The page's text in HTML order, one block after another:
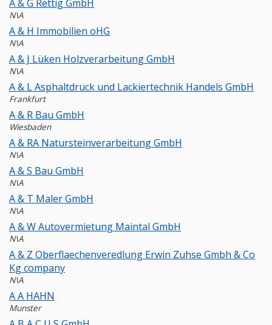
A & G Rettig GmbH
N\A
A & H Immobilien oHG
N\A
A & J Lüken Holzverarbeitung GmbH
N\A
A & L Asphaltdruck und Lackiertechnik Handels GmbH
Frankfurt
A & R Bau GmbH
Wiesbaden
A & RA Natursteinverarbeitung GmbH
N\A
A & S Bau GmbH
N\A
A & T Maler GmbH
N\A
A & W Autovermietung Maintal GmbH
N\A
A & Z Oberflaechenveredlung Erwin Zuhse Gmbh & Co
Kg company
N\A
A A HAHN
Munster